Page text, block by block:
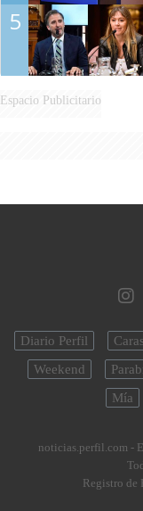
5
Espacio Publicitario
Diario Perfil Caras
Weekend
Mía
noticias.perfil.com -
Registro de